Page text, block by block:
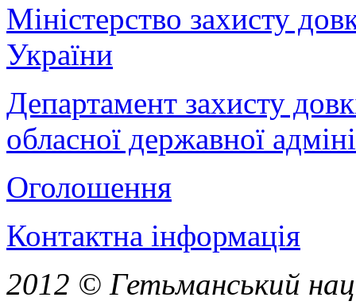
Міністерство захисту
України
Департамент захисту
обласної державної
Оголошення
Контактна інформація
2012 © Гетьманський